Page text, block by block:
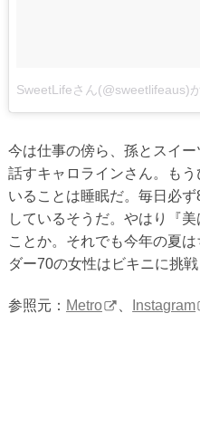
SweetLifeさん(@sweetlifeaus)
今は仕事の傍ら、孫とスイ
話すキャロラインさん。も
いることは睡眠だ。毎日必
しているそうだ。やはり『
ことか。それでも今年の夏
ダー70の女性はビキニに挑
参照元： Metro Instagram